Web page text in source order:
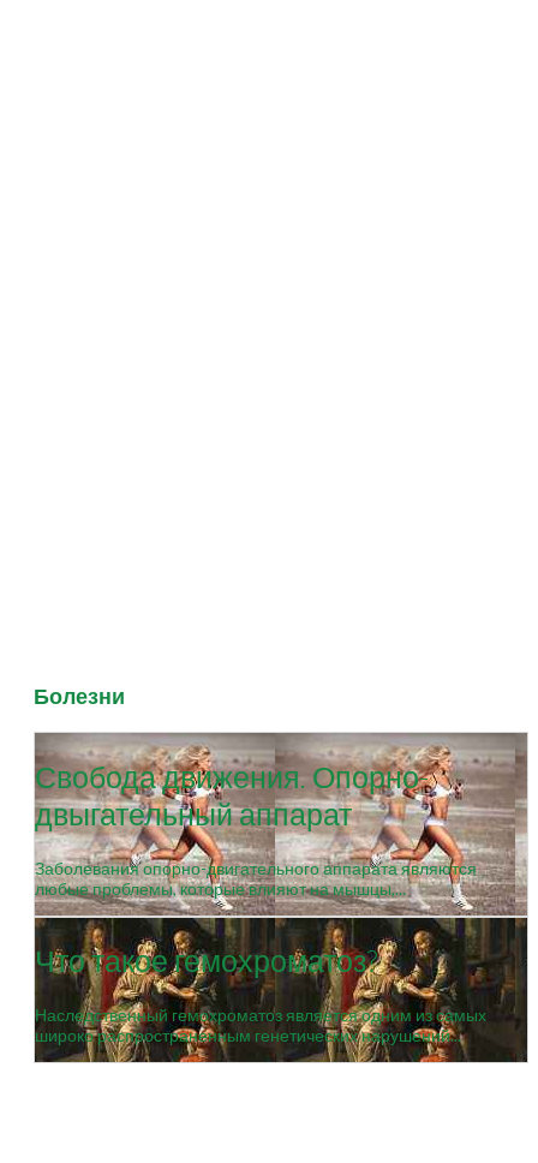
Болезни
Свобода движения. Опорно-
двыгательный аппарат
Заболевания опорно-двигательного аппарата являются
любые проблемы, которые влияют на мышцы,...
Что такое гемохроматоз?
Наследственный гемохроматоз является одним из самых
широко распространенным генетических нарушений...